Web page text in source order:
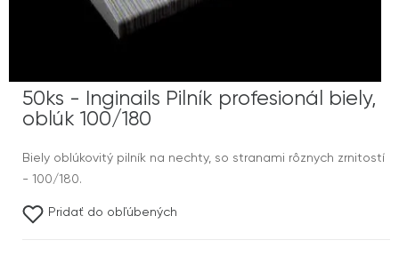
50ks - Inginails Pilník profesionál biely,
oblúk 100/180
Biely oblúkovitý pilník na nechty, so stranami rôznych zrnitostí
- 100/180.
Pridať do obľúbených